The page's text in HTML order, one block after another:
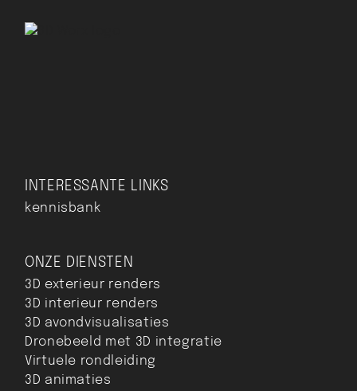
INTERESSANTE LINKS
kennisbank
ONZE DIENSTEN
3D exterieur renders
3D interieur renders
3D avondvisualisaties
Dronebeeld met 3D integratie
Virtuele rondleiding
3D animaties